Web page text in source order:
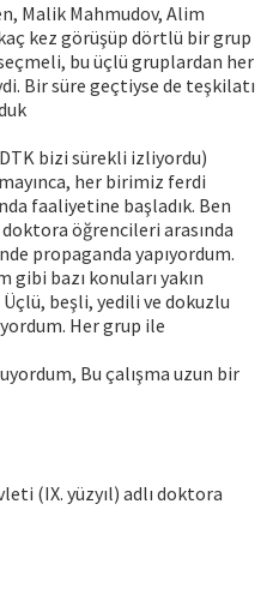
Malik Mahmudov, Alim
kez görüşüp dörtlü bir grup
bu üçlü gruplardan her
Bir süre geçtiyse de teşkilatı
bizi sürekli izliyordu)
her birimiz ferdi
faaliyetine başladık. Ben
öğrencileri arasında
propaganda yapıyordum.
gibi bazı konuları yakın
beşli, yedili ve dokuzlu
Her grup ile
Bu çalışma uzun bir
(IX. yüzyıl) adlı doktora